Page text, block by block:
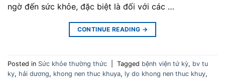
ngờ đến sức khỏe, đặc biệt là đối với các …
CONTINUE READING →
Posted in Sức khỏe thường thức Tagged bệnh viện tứ kỳ, bv tu
ky, hải dương, khong nen thuc khuya, ly do khong nen thuc khuy,